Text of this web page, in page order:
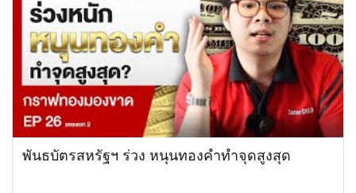
พันธบัตรสหรัฐฯ ร่วง หนุนทองคำทำจุดสูงสุด